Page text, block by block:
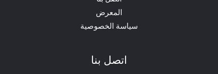
المعرض
سياسة الخصوصية
اتصل بنا